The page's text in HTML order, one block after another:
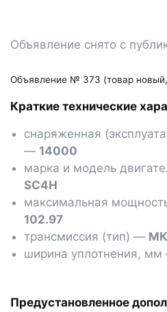
Объявление снято с
Объявление № 373 (товар новый,
Краткие технические
снаряженная
― 14000
марка и модель
SC4H
максимальная
102.97
трансмиссия (тип) ―
ширина уплотнения,
Предустановленное